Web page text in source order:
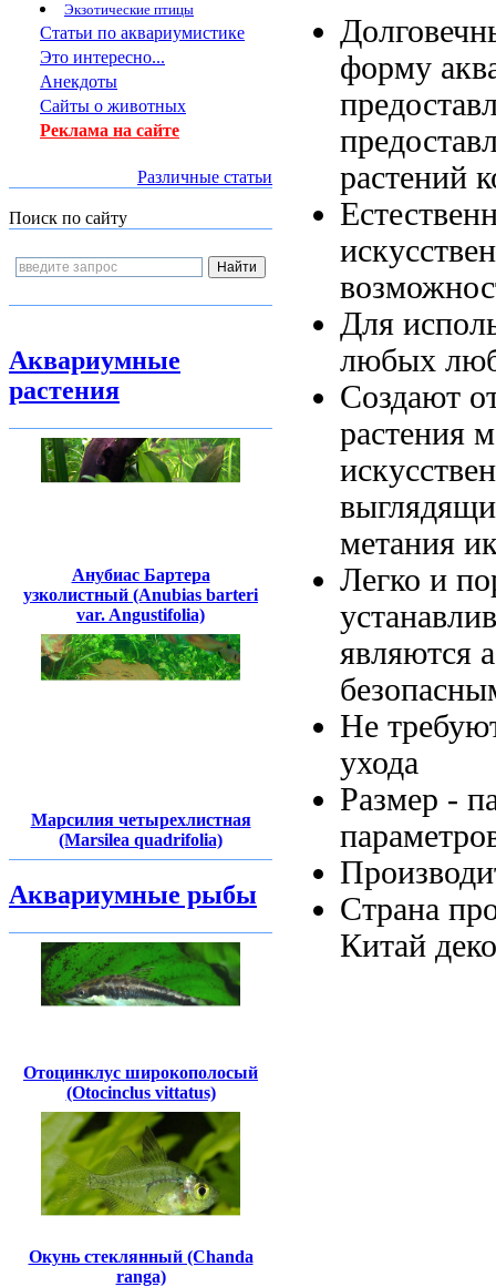
Экзотические птицы
Статьи по аквариумистике
Это интересно...
Анекдоты
Сайты о животных
Реклама на сайте
Различные статьи
Поиск по сайту
Аквариумные
растения
Анубиас Бартера
узколистный (Anubias barteri
var. Angustifolia)
Марсилия четырехлистная
(Marsilea quadrifolia)
Аквариумные рыбы
Отоцинклус широкополосый
(Otocinclus vittatus)
Окунь стеклянный (Chanda
ranga)
форму
растений
Для
любых
Создают
растения
метания
Легко и
являются
Не
ухода
Размер -
Страна
Китай